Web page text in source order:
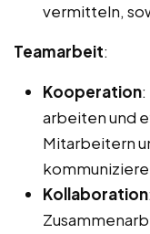
vermitteln,
Teamarbeit:
Kooperation
arbeiten und
Mitarbeitern
Kollaboration